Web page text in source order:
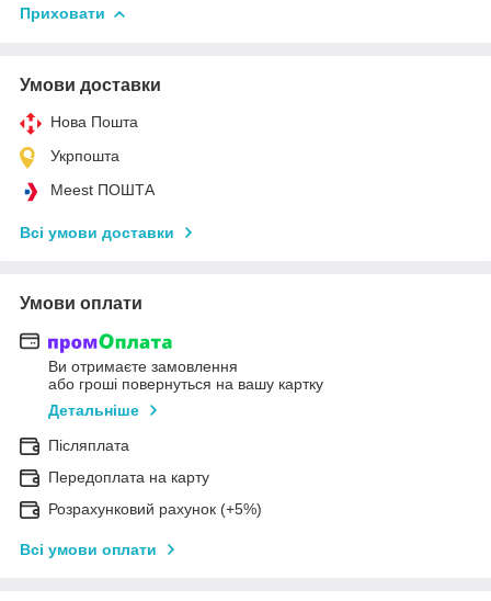
Приховати
Умови доставки
Нова Пошта
Укрпошта
Meest ПОШТА
Всі умови доставки
Умови оплати
Ви отримаєте замовлення
або гроші повернуться на вашу картку
Детальніше
Післяплата
Передоплата на карту
Розрахунковий рахунок (+5%)
Всі умови оплати